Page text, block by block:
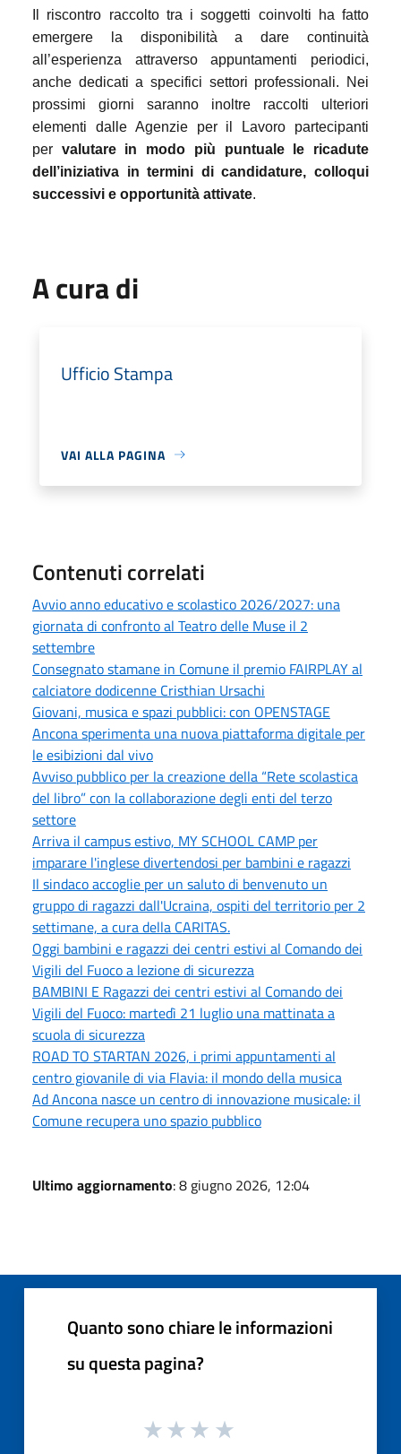
Il riscontro raccolto tra i soggetti coinvolti ha fatto
emergere la disponibilità a dare continuità
all’esperienza attraverso appuntamenti periodici,
anche dedicati a specifici settori professionali. Nei
prossimi giorni saranno inoltre raccolti ulteriori
elementi dalle Agenzie per il Lavoro partecipanti
per valutare in modo più puntuale le ricadute
dell’iniziativa in termini di candidature, colloqui
successivi e opportunità attivate.
A cura di
Ufficio Stampa
VAI ALLA PAGINA
Contenuti correlati
Avvio anno educativo e scolastico 2026/2027: una
giornata di confronto al Teatro delle Muse il 2
settembre
Consegnato stamane in Comune il premio FAIRPLAY al
calciatore dodicenne Cristhian Ursachi
Giovani, musica e spazi pubblici: con OPENSTAGE
Ancona sperimenta una nuova piattaforma digitale per
le esibizioni dal vivo
Avviso pubblico per la creazione della “Rete scolastica
del libro” con la collaborazione degli enti del terzo
settore
Arriva il campus estivo, MY SCHOOL CAMP per
imparare l'inglese divertendosi per bambini e ragazzi
Il sindaco accoglie per un saluto di benvenuto un
gruppo di ragazzi dall'Ucraina, ospiti del territorio per 2
settimane, a cura della CARITAS.
Oggi bambini e ragazzi dei centri estivi al Comando dei
Vigili del Fuoco a lezione di sicurezza
BAMBINI E Ragazzi dei centri estivi al Comando dei
Vigili del Fuoco: martedì 21 luglio una mattinata a
scuola di sicurezza
ROAD TO STARTAN 2026, i primi appuntamenti al
centro giovanile di via Flavia: il mondo della musica
Ad Ancona nasce un centro di innovazione musicale: il
Comune recupera uno spazio pubblico
Ultimo aggiornamento: 8 giugno 2026, 12:04
Quanto sono chiare le informazioni
su questa pagina?